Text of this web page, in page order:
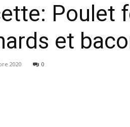
Poulet
et
2020 0